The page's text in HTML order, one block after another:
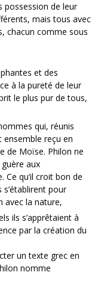
possession de leur
mais tous avec
chacun comme sous
et des
à la pureté de leur
le plus pur de tous,
qui, réunis
reçu en
de Moïse. Philon ne
aux
Ce qu’il croit bon de
pour
avec la nature,
ils s’apprêtaient à
par la création du
un texte grec en
nomme